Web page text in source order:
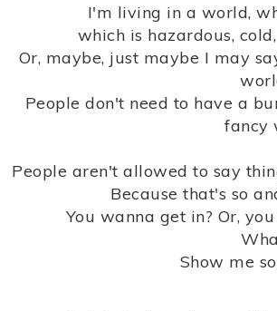
I'm living in a world,
which is hazardous,
Or, maybe, just maybe I may
People don't need to have a
fancy
People aren't allowed to say
Because that's so
You wanna get in? Or,
Show me